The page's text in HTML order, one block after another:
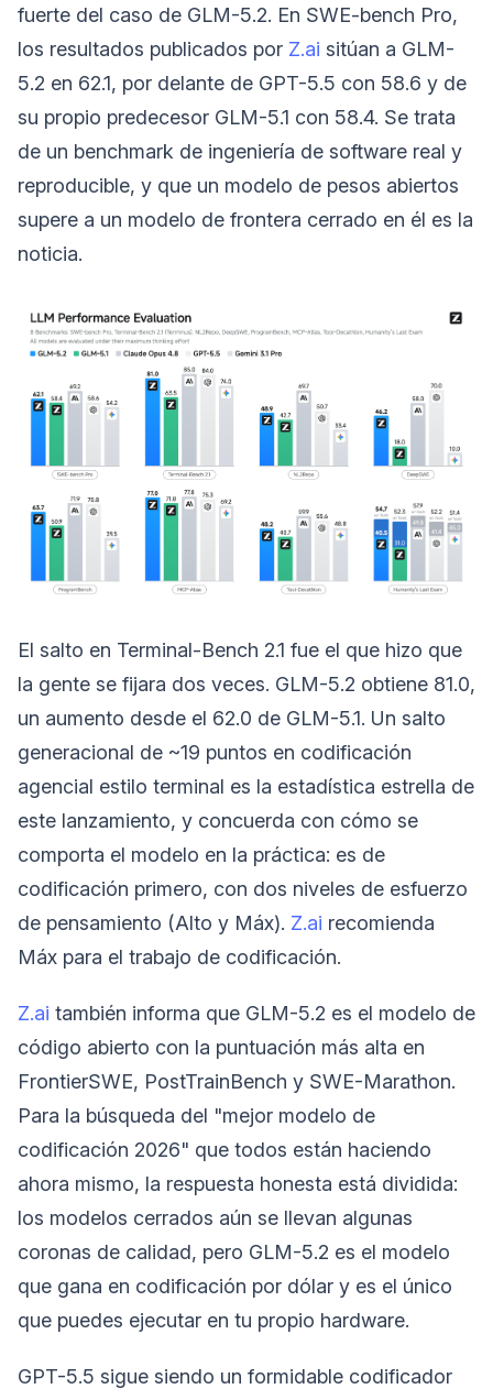
fuerte del caso de GLM-5.2. En SWE-bench Pro,
los resultados publicados por Z.ai sitúan a GLM-
5.2 en 62.1, por delante de GPT-5.5 con 58.6 y de
su propio predecesor GLM-5.1 con 58.4. Se trata
de un benchmark de ingeniería de software real y
reproducible, y que un modelo de pesos abiertos
supere a un modelo de frontera cerrado en él es la
noticia.
El salto en Terminal-Bench 2.1 fue el que hizo que
la gente se fijara dos veces. GLM-5.2 obtiene 81.0,
un aumento desde el 62.0 de GLM-5.1. Un salto
generacional de ~19 puntos en codificación
agencial estilo terminal es la estadística estrella de
este lanzamiento, y concuerda con cómo se
comporta el modelo en la práctica: es de
codificación primero, con dos niveles de esfuerzo
de pensamiento (Alto y Máx). Z.ai recomienda
Máx para el trabajo de codificación.
Z.ai también informa que GLM-5.2 es el modelo de
código abierto con la puntuación más alta en
FrontierSWE, PostTrainBench y SWE-Marathon.
Para la búsqueda del "mejor modelo de
codificación 2026" que todos están haciendo
ahora mismo, la respuesta honesta está dividida:
los modelos cerrados aún se llevan algunas
coronas de calidad, pero GLM-5.2 es el modelo
que gana en codificación por dólar y es el único
que puedes ejecutar en tu propio hardware.
GPT-5.5 sigue siendo un formidable codificador